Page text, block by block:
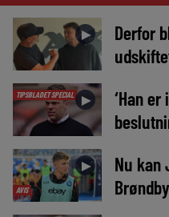
►
Derfor
TIPSBLADET SPECIAL ►
‘Han
AVIS
►
Nu kan
Brøndby